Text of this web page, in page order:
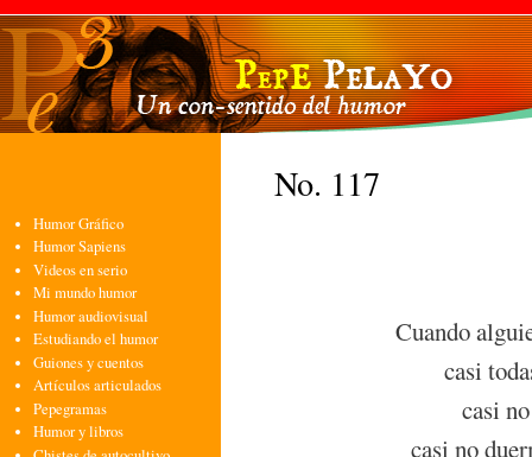
Humor Gráfico
Humor Sapiens
Videos en serio
Mi mundo humor
Humor audiovisual
Estudiando el humor
Guiones y cuentos
Artículos articulados
Pepegramas
Humor y libros
No. 117
Cuando
casi
casi
casi no